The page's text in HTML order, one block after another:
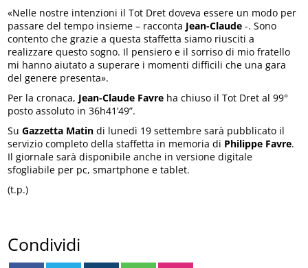
«Nelle nostre intenzioni il Tot Dret doveva essere un modo per
passare del tempo insieme – racconta Jean-Claude -. Sono
contento che grazie a questa staffetta siamo riusciti a
realizzare questo sogno. Il pensiero e il sorriso di mio fratello
mi hanno aiutato a superare i momenti difficili che una gara
del genere presenta».
Per la cronaca, Jean-Claude Favre ha chiuso il Tot Dret al 99°
posto assoluto in 36h41’49”.
SuGazzetta Matin di lunedì 19 settembre sarà pubblicato il
servizio completo della staffetta in memoria di Philippe Favre.
Il giornale sarà disponibile anche in versione digitale
sfogliabile per pc, smartphone e tablet.
(t.p.)
Condividi